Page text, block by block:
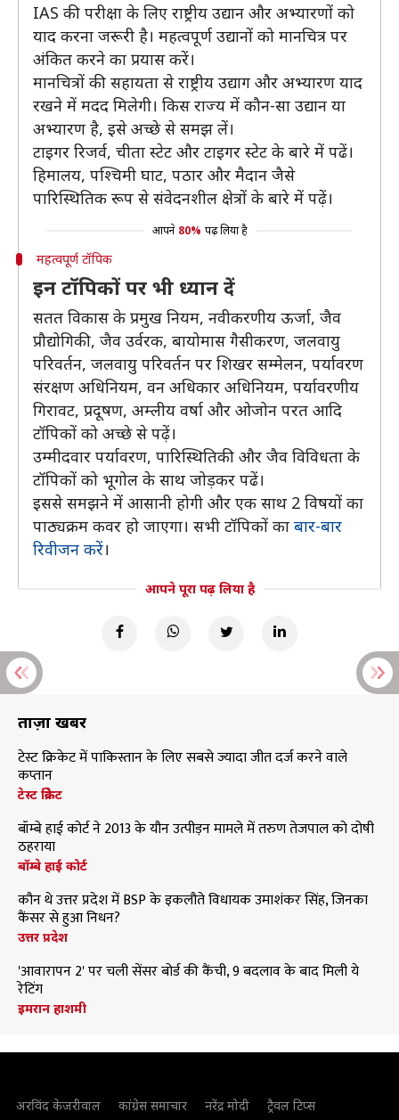
IAS की परीक्षा के लिए राष्ट्रीय उद्यान और अभ्यारणों को
याद करना जरूरी है। महत्वपूर्ण उद्यानों को मानचित्र पर
अंकित करने का प्रयास करें।
मानचित्रों की सहायता से राष्ट्रीय उद्याग और अभ्यारण याद
रखने में मदद मिलेगी। किस राज्य में कौन-सा उद्यान या
अभ्यारण है, इसे अच्छे से समझ लें।
टाइगर रिजर्व, चीता स्टेट और टाइगर स्टेट के बारे में पढें।
हिमालय, पश्चिमी घाट, पठार और मैदान जैसे
पारिस्थितिक रूप से संवेदनशील क्षेत्रों के बारे में पढ़ें।
आपने 80% पढ़ लिया है
महत्वपूर्ण टॉपिक
इन टॉपिकों पर भी ध्यान दें
सतत विकास के प्रमुख नियम, नवीकरणीय ऊर्जा, जैव
प्रौद्योगिकी, जैव उर्वरक, बायोमास गैसीकरण, जलवायु
परिवर्तन, जलवायु परिवर्तन पर शिखर सम्मेलन, पर्यावरण
संरक्षण अधिनियम, वन अधिकार अधिनियम, पर्यावरणीय
गिरावट, प्रदूषण, अम्लीय वर्षा और ओजोन परत आदि
टॉपिकों को अच्छे से पढ़ें।
उम्मीदवार पर्यावरण, पारिस्थितिकी और जैव विविधता के
टॉपिकों को भूगोल के साथ जोड़कर पढें।
इससे समझने में आसानी होगी और एक साथ 2 विषयों का
पाठ्यक्रम कवर हो जाएगा। सभी टॉपिकों का बार-बार
रिवीजन करें।
आपने पूरा पढ़ लिया है
ताज़ा खबरें
टेस्ट क्रिकेट में पाकिस्तान के लिए सबसे ज्यादा जीत दर्ज करने वाले
कप्तान
टेस्ट क्रिकेट
बॉम्बे हाई कोर्ट ने 2013 के यौन उत्पीड़न मामले में तरुण तेजपाल को दोषी
ठहराया
बॉम्बे हाई कोर्ट
कौन थे उत्तर प्रदेश में BSP के इकलौते विधायक उमाशंकर सिंह, जिनका
कैंसर से हुआ निधन?
उत्तर प्रदेश
'आवारापन 2' पर चली सेंसर बोर्ड की कैंची, 9 बदलाव के बाद मिली ये
रेटिंग
इमरान हाशमी
अरविंद केजरीवाल कांग्रेस समाचार नरेंद्र मोदी ट्रैवल टिप्स